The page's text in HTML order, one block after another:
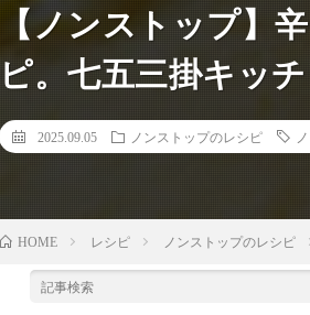
【ノンストップ】
ピ。七五三掛キッチ
2025.09.05 ノンストップのレシピ
HOME レシピ ノンストップのレシピ